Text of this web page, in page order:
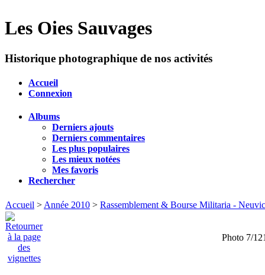
Les Oies Sauvages
Historique photographique de nos activités
Accueil
Connexion
Albums
Derniers ajouts
Derniers commentaires
Les plus populaires
Les mieux notées
Mes favoris
Rechercher
Accueil > Année 2010 > Rassemblement & Bourse Militaria -
Photo 7/